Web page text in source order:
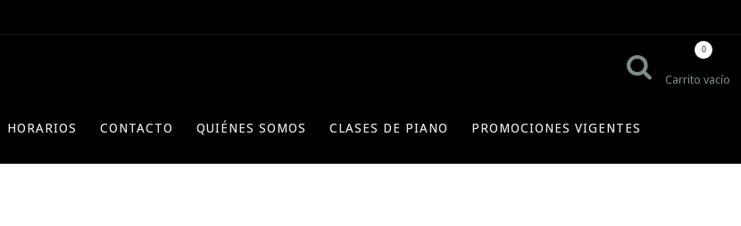
Carrito vacío
0
HORARIOS CONTACTO QUIÉNES SOMOS CLASES DE PIANO PROMOCIONES VIGENTES